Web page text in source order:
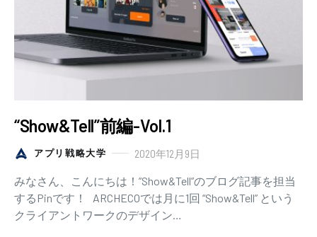
“Show&Tell”前編-Vol.1
アプリ戦略大学 2020年12月9日
みなさん、こんにちは！”Show&Tell”のブログ記事を担当
するPinです！ ARCHECOでは月に1回 “Show&Tell” という
クライアントワークのデザイン…